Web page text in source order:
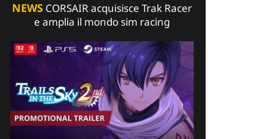
NEWS CORSAIR acquisisce Trak Racer
e amplia il mondo sim racing